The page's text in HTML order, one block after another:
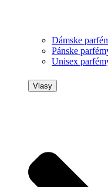
Dámske
Pánske
Unisex
Vlasy